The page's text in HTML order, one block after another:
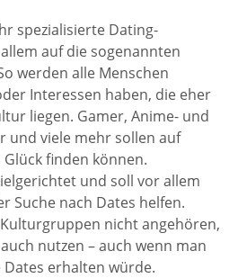
spezialisierte Dating-
auf die sogenannten
werden alle Menschen
Interessen haben, die eher
liegen. Gamer, Anime- und
und viele mehr sollen auf
finden können.
und soll vor allem
Suche nach Dates helfen.
nicht angehören,
nutzen – auch wenn man
erhalten würde.